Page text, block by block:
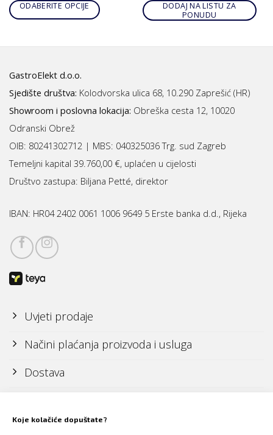
Koje kolačiće dopuštate?
ODABERITE OPCIJE
DODAJ NA LISTU ZA
PONUDU
GastroElekt d.o.o.
Sjedište društva: Kolodvorska ulica 68, 10.290 Zaprešić (HR)
Showroom i poslovna lokacija: Obreška cesta 12, 10020
Odranski Obrež
OIB: 80241302712 | MBS: 040325036 Trg. sud Zagreb
Temeljni kapital 39.760,00 €, uplaćen u cijelosti
Društvo zastupa: Biljana Petté, direktor
IBAN: HR04 2402 0061 1006 9649 5 Erste banka d.d., Rijeka
Uvjeti prodaje
Načini plaćanja proizvoda i usluga
Dostava